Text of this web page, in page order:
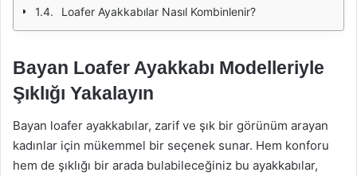
Loafer Ayakkabılar Nasıl Kombinlenir?
Bayan Loafer Ayakkabı Modelleriyle
Şıklığı Yakalayın
Bayan loafer ayakkabılar, zarif ve şık bir görünüm arayan
kadınlar için mükemmel bir seçenek sunar. Hem konforu
hem de şıklığı bir arada bulabileceğiniz bu ayakkabılar,